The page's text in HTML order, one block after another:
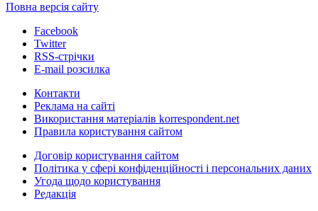
Повна версія сайту
Facebook
Twitter
RSS-стрічки
E-mail розсилка
Контакти
Реклама на сайті
Використання матеріалів korrespondent.net
Правила користування сайтом
Договір користування сайтом
Політика у сфері конфіденційності і персональних даних
Угода щодо користування
Редакція